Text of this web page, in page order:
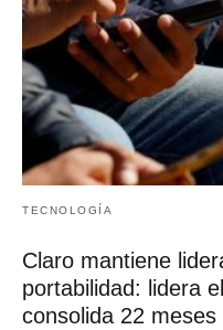
TECNOLOGÍA
Claro mantiene
portabilidad: lidera
consolida 22